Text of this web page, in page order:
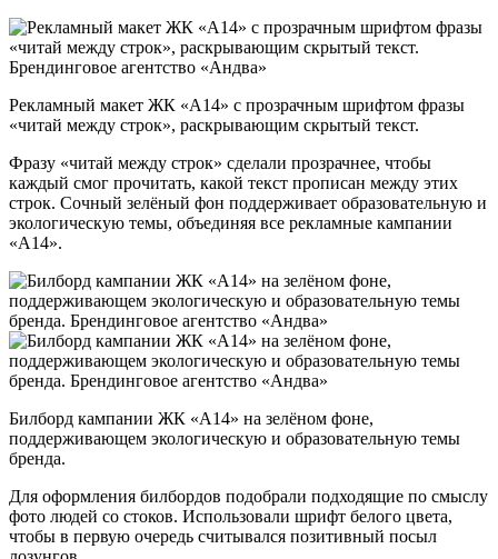
Рекламный макет ЖК «А14» с прозрачным шрифтом фразы
«читай между строк», раскрывающим скрытый текст.
Фразу «читай между строк» сделали прозрачнее, чтобы
каждый смог прочитать, какой текст прописан между этих
строк. Сочный зелёный фон поддерживает образовательную и
экологическую темы, объединяя все рекламные кампании
«А14».
Билборд кампании ЖК «А14» на зелёном фоне,
поддерживающем экологическую и образовательную темы
бренда.
Для оформления билбордов подобрали подходящие по смыслу
фото людей со стоков. Использовали шрифт белого цвета,
чтобы в первую очередь считывался позитивный посыл